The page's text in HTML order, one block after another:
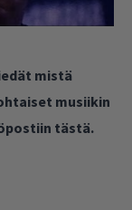
mistä
musiikin
tästä.